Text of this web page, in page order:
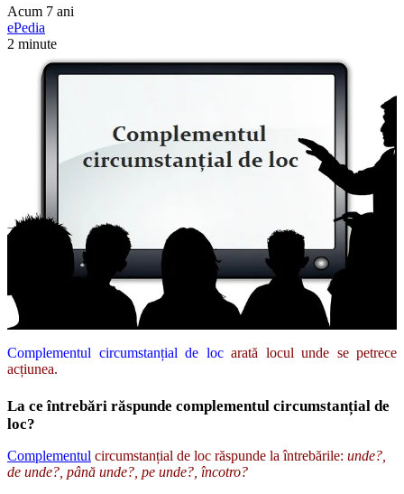
Acum 7 ani
ePedia
2 minute
Complementul circumstanțial de locarată locul unde se petrece
acțiunea.
La ce întrebări răspunde complementul circumstanțial de
loc?
Complementul circumstanțial de loc răspunde la întrebările: unde?,
de unde?, până unde?, pe unde?, încotro?